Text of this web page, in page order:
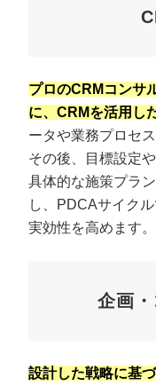
プロのCRMコンサ
に、CRMを活用し
ータや業務プロセ
その後、目標設定
具体的な施策プラ
し、PDCAサイク
実効性を高めます。
企画
設計した戦略に基